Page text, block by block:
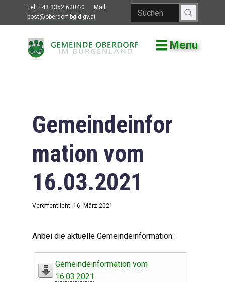
Tel: +43 3352 6204-0
Mail:
post@oberdorf.bgld.gv.at
Menu
Willkommen
Gemeindeamt
Gemeinderat
Bildung
Vereine
Leben in Oberdorf
Gemeindeinfor
mation vom
16.03.2021
Veröffentlicht: 16. März 2021
Anbei die aktuelle Gemeindeinformation:
Gemeindeinformation vom
16.03.2021